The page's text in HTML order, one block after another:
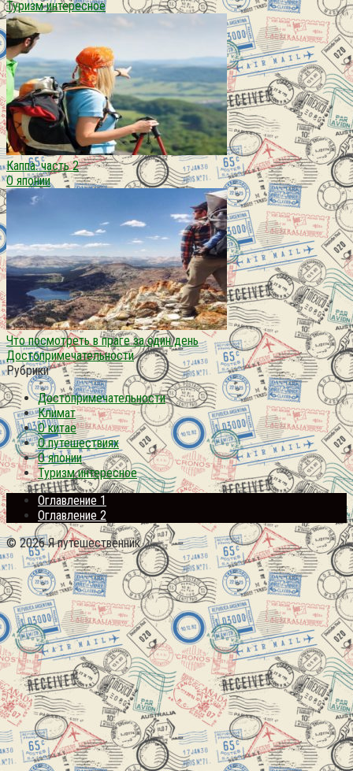
Туризм интересное
Каппа. часть 2
О японии
Что посмотреть в праге за один день
Достопримечательности
Рубрики
Достопримечательности
Климат
О китае
О путешествиях
О японии
Туризм интересное
Оглавление 1
Оглавление 2
© 2026 Я путешественник